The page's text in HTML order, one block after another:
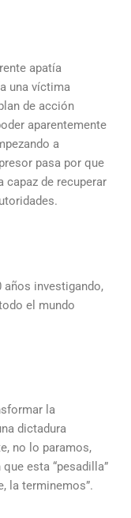
apatía
una víctima
de acción
aparentemente
a
pasa por que
capaz de recuperar
años investigando,
el mundo
la
dictadura
no lo paramos,
esta “pesadilla”
la terminemos”.